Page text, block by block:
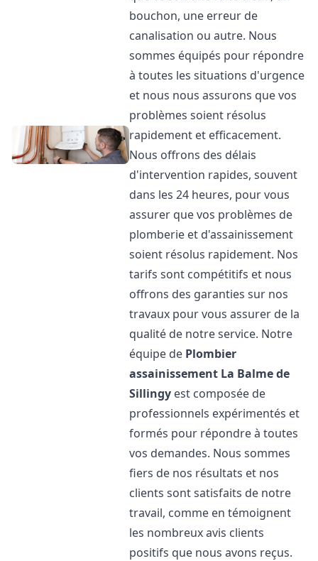
bouchon, une erreur de
canalisation ou autre. Nous
sommes équipés pour répondre
à toutes les situations d'urgence
et nous nous assurons que vos
problèmes soient résolus
rapidement et efficacement.
Nous offrons des délais
d'intervention rapides, souvent
dans les 24 heures, pour vous
assurer que vos problèmes de
plomberie et d'assainissement
soient résolus rapidement. Nos
tarifs sont compétitifs et nous
offrons des garanties sur nos
travaux pour vous assurer de la
qualité de notre service. Notre
équipe de Plombier
assainissement La Balme de
Sillingy est composée de
professionnels expérimentés et
formés pour répondre à toutes
vos demandes. Nous sommes
fiers de nos résultats et nos
clients sont satisfaits de notre
travail, comme en témoignent
les nombreux avis clients
positifs que nous avons reçus.